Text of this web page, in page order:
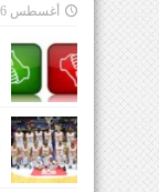
أغسطس 26, 2022